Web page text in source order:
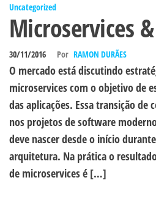
Uncategorized
Microservices
30/11/2016 Por RAMON DURÃES
O mercado está discutindo
microservices com o objetivo de
das aplicações. Essa transição de
nos projetos de software
deve nascer desde o início
arquitetura. Na prática o
de microservices é […]